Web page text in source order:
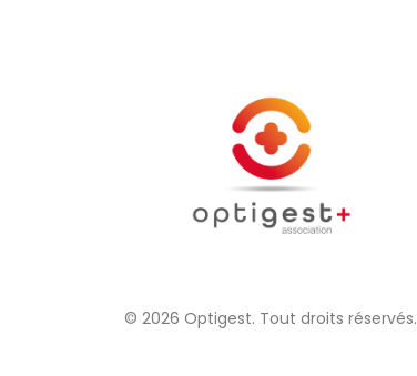
© 2026 Optigest. Tout droits réservés.